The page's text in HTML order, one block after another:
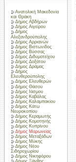
Ανατολική Μακεδονία
και Θράκη
Δήμος Αβδήρων
Δήμος Αιγείρου
Δήμος
Αλεξανδρούπολης
Δήμος Αρριανών
Δήμος Βιστωνίδος
Δήμος Βύσσας
Δήμος Διδυμοτείχου
Δήμος Δοξάτου
Δήμος Δράμας
Δήμος
Ελευθερούπολης
Δήμος Ελευθερών
Δήμος Θάσου
Δήμος Ιάσμου
Δήμος Καβάλας
Δήμος Καλαμπακίου
Δήμος Κάτω
Νευροκοπίου
Δήμος Κεραμωτής
Δήμος Κομοτηνής
Δήμος Κυπρίνου
Δήμος Μαρωνείας
Δήμος Μεταξάδων
Δήμος Μύκης
Δήμος Νέου
Σιδηροχωρίου
Δήμος Νικηφόρου